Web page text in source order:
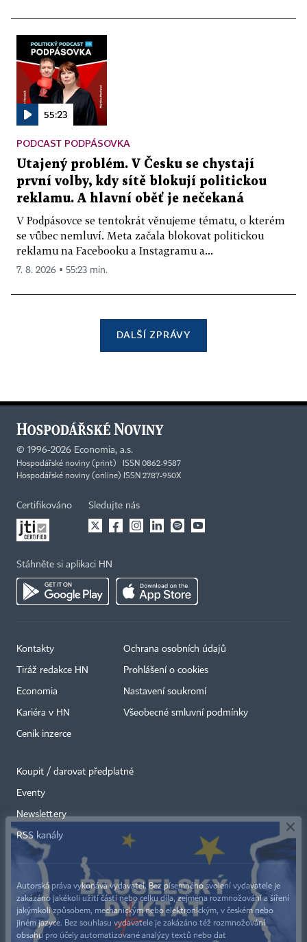
55:23
PODCAST PODPÁSOVKA
Utajený problém. V Česku se chystají
první volby, kdy sítě blokují politickou
reklamu. A hlavní oběť je nečekaná
V Podpásovce se tentokrát věnujeme tématu, o kterém
se vůbec nemluví. Meta začala blokovat politickou
reklamu na Facebooku a Instagramu a...
7. 8. 2026 ▪ 55:23 min.
DALŠÍ ZPRÁVY
© 1996-2026 Economia, a.s.
Hospodářské noviny (print) ISSN 0862-9587
Hospodářské noviny (online) ISSN 2787-950X
Certifikováno Sledujte nás
Stáhněte si aplikaci HN
Kontakty
Tiráž redakce HN
Economia
Kariéra v HN
Ceník inzerce
Ochrana osobních údajů
Prohlášení o cookies
Nastavení soukromí
Všeobecné smluvní podmínky
Koupit / darovat předplatné
Eventy
Newslettery
RSS kanály
Autorská práva vykonává vydavatel. Bez písemného svolení vydavatele je
zakázáno jakékoli užití částí nebo celku díla, zejména rozmnožování a šíření
jakýmkoli způsobem, mechanickým nebo elektronickým, v českém nebo
jiném jazyce. Bez souhlasu vydavatele je zakázáno též rozmnožování
obsahu pro účely automatizované analýzy textů nebo dat